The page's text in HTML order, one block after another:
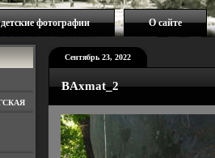
фотографии О сайте
Сентябрь 23, 2022
BAxmat_2